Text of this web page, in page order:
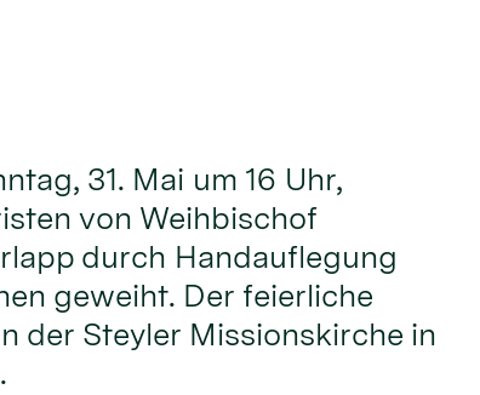
31. Mai um 16 Uhr,
von Weihbischof
durch Handauflegung
geweiht. Der feierliche
der Steyler Missionskirche in